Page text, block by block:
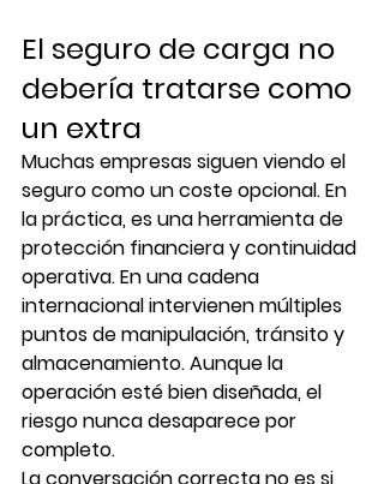
El seguro de carga no
debería tratarse como
un extra
Muchas empresas siguen viendo el
seguro como un coste opcional. En
la práctica, es una herramienta de
protección financiera y continuidad
operativa. En una cadena
internacional intervienen múltiples
puntos de manipulación, tránsito y
almacenamiento. Aunque la
operación esté bien diseñada, el
riesgo nunca desaparece por
completo.